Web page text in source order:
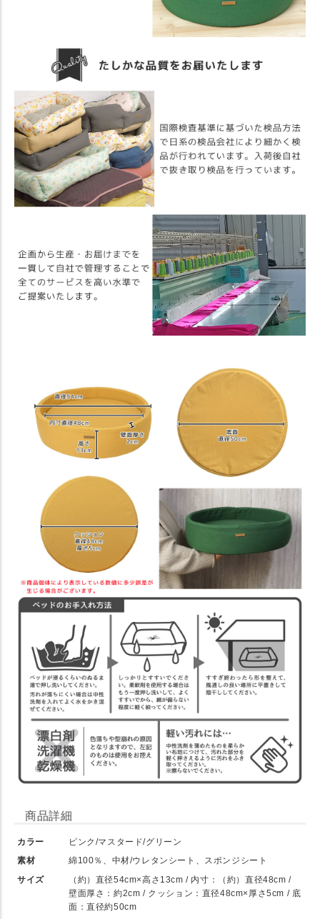
商品詳細
カラー
ピンク/マスタード/グリーン
素材
綿100％、中材/ウレタンシート、スポンジシート
サイズ
（約）直径54cm×高さ13cm / 内寸：（約）直径48cm /
壁面厚さ：約2cm / クッション：直径48cm×厚さ5cm / 底
面：直径約50cm